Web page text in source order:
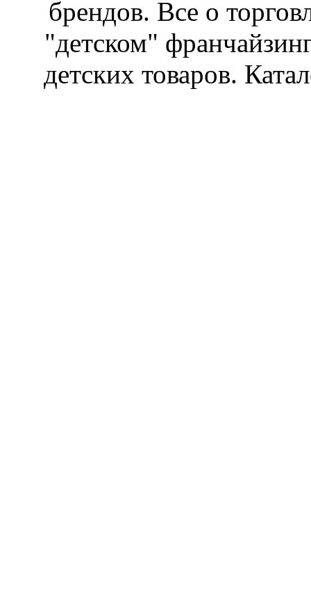
брендов. Все о
"детском"
детских товаров.